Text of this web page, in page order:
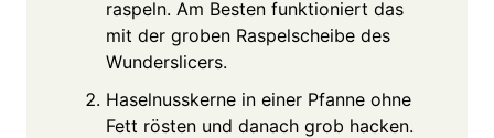
raspeln. Am Besten funktioniert das
mit der groben Raspelscheibe des
Wunderslicers.
Haselnusskerne in einer Pfanne ohne
Fett rösten und danach grob hacken.